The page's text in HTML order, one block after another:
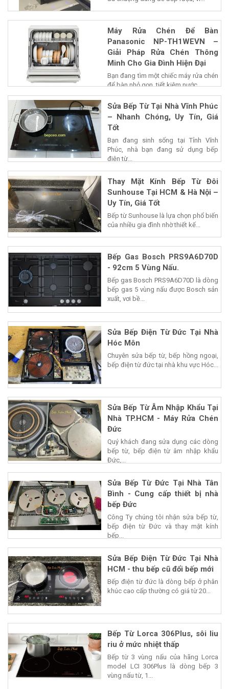
Máy Rửa Chén Để Bàn
Panasonic NP-TH1WEVN –
Giải Pháp Rửa Chén Thông
Minh Cho Gia Đình Hiện Đại
Bạn đang tìm một chiếc máy rửa chén
để bàn nhỏ gọn, tiết kiệm nước...
Sửa Bếp Từ Tại Nhà Vĩnh Phúc
– Nhanh Chóng, Uy Tín, Giá
Tốt
Bạn đang sinh sống tại Tỉnh Vĩnh
Phúc, nhà bạn đang sử dụng bếp
điện từ...
Thay Mặt Kính Bếp Từ Đôi
Sunhouse Tại HCM & Hà Nội –
Uy Tín, Giá Tốt
Bếp từ Sunhouse là lựa chọn phổ biến
của nhiều gia đình nhờ thiết kế...
Bếp Gas Bosch PRS9A6D70D
- 92cm 5 Vùng Nấu.
Bếp gas Bosch PRS9A6D70D là dòng
bếp gas 5 vùng nấu được Bosch sản
xuất, vơi bề...
Sửa Bếp Điện Từ Đức Tại Nhà
Hóc Môn
Chuyên sửa bếp từ, bếp hồng ngoại,
bếp điện từ đức tại nhà khu vực Hóc...
Sửa Bếp Từ Âm Nhập Khẩu Tại
Nhà TP.HCM - Máy Rửa Chén
Đức
Quý khách đang sửa dụng các dòng
bếp từ, bếp điện từ âm nhập khẩu
Đức,...
Sửa Bếp Từ Đức Tại Nhà Tân
Bình - Cung cấp thiết bị nhà
bếp Đức
Công Ty chúng tôi nhận sửa bếp từ,
bếp điện từ Đức và thay mặt kính
bếp...
Sửa Bếp Điện Từ Đức Tại Nhà
HCM - thu bếp cũ đổi bếp mới
Bếp điện từ đức là dòng bếp ở phân
khúc cao cấp thường có giá từ 20...
Bếp Từ Lorca 306Plus, sôi liu
riu ở mức nhiệt thấp
Bếp từ 3 vùng nấu của hãng Lorca
model LCI 306Plus là dòng bếp 3
vùng nấu từ, 1...